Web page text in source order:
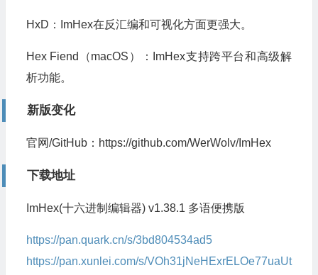
HxD：ImHex在反汇编和可视化方面更强大。
Hex Fiend（macOS）：ImHex支持跨平台和高级解
析功能。
新版变化
官网/GitHub：https://github.com/WerWolv/ImHex
下载地址
ImHex(十六进制编辑器) v1.38.1 多语便携版
https://pan.quark.cn/s/3bd804534ad5
https://pan.xunlei.com/s/VOh31jNeHExrELOe77uaUt